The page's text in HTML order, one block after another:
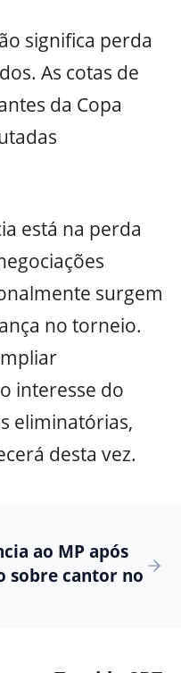
significa perda
As cotas de
da Copa
está na perda
surgem
no torneio.
interesse do
eliminatórias,
desta vez.
ao MP após
sobre cantor no